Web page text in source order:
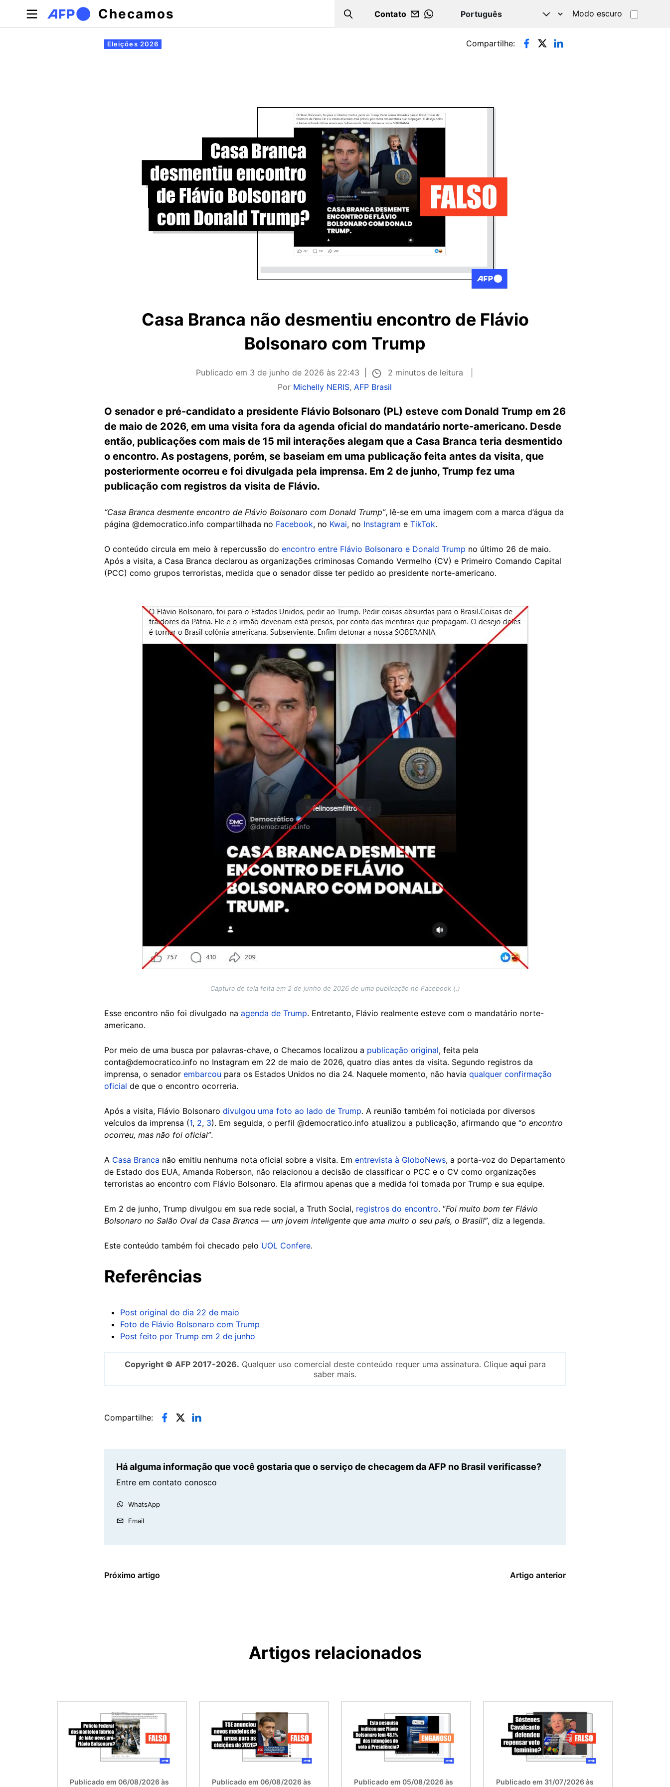
Pular para o conteúdo principal
Checamos Search
Contato
WHATSAPP
Modo escuro
Abas primárias
Eleições 2026 Compartilhe:
Casa Branca não desmentiu encontro de Flávio
Bolsonaro com Trump
Publicado em 3 de junho de 2026 às 22:43
2 minutos de leitura
Por Michelly NERIS, AFP Brasil
O senador e pré-candidato a presidente Flávio Bolsonaro (PL) esteve com Donald Trump em 26
de maio de 2026, em uma visita fora da agenda oficial do mandatário norte-americano. Desde
então, publicações com mais de 15 mil interações alegam que a Casa Branca teria desmentido
o encontro. As postagens, porém, se baseiam em uma publicação feita antes da visita, que
posteriormente ocorreu e foi divulgada pela imprensa. Em 2 de junho, Trump fez uma
publicação com registros da visita de Flávio.
“Casa Branca desmente encontro de Flávio Bolsonaro com Donald Trump”, lê-se em uma imagem com a marca d’água da
página @democratico.info compartilhada no Facebook, no Kwai, no Instagram e TikTok.
O conteúdo circula em meio à repercussão do encontro entre Flávio Bolsonaro e Donald Trump no último 26 de maio.
Após a visita, a Casa Branca declarou as organizações criminosas Comando Vermelho (CV) e Primeiro Comando Capital
(PCC) como grupos terroristas, medida que o senador disse ter pedido ao presidente norte-americano.
Captura de tela feita em 2 de junho de 2026 de uma publicação no Facebook (.)
Esse encontro não foi divulgado na agenda de Trump. Entretanto, Flávio realmente esteve com o mandatário norte-
americano.
Por meio de uma busca por palavras-chave, o Checamos localizou a publicação original, feita pela
conta@democratico.info no Instagram em 22 de maio de 2026, quatro dias antes da visita. Segundo registros da
imprensa, o senador embarcou para os Estados Unidos no dia 24. Naquele momento, não havia qualquer confirmação
oficial de que o encontro ocorreria.
Após a visita, Flávio Bolsonaro divulgou uma foto ao lado de Trump. A reunião também foi noticiada por diversos
veículos da imprensa (1, 2, 3). Em seguida, o perfil @democratico.info atualizou a publicação, afirmando que “o encontro
ocorreu, mas não foi oficial”.
A Casa Branca não emitiu nenhuma nota oficial sobre a visita. Em entrevista à GloboNews, a porta-voz do Departamento
de Estado dos EUA, Amanda Roberson, não relacionou a decisão de classificar o PCC e o CV como organizações
terroristas ao encontro com Flávio Bolsonaro. Ela afirmou apenas que a medida foi tomada por Trump e sua equipe.
Em 2 de junho, Trump divulgou em sua rede social, a Truth Social, registros do encontro. “Foi muito bom ter Flávio
Bolsonaro no Salão Oval da Casa Branca — um jovem inteligente que ama muito o seu país, o Brasil!”, diz a legenda.
Este conteúdo também foi checado pelo UOL Confere.
Referências
Post original do dia 22 de maio
Foto de Flávio Bolsonaro com Trump
Post feito por Trump em 2 de junho
Copyright © AFP 2017-2026. Qualquer uso comercial deste conteúdo requer uma assinatura. Clique aqui para
saber mais.
Compartilhe:
Há alguma informação que você gostaria que o serviço de checagem da AFP no Brasil verificasse?
Entre em contato conosco
WhatsApp
Email
Próximo artigo Artigo anterior
Artigos relacionados
Publicado em 06/08/2026 às
Publicado em 06/08/2026 às
Publicado em 05/08/2026 às
Publicado em 31/07/2026 às